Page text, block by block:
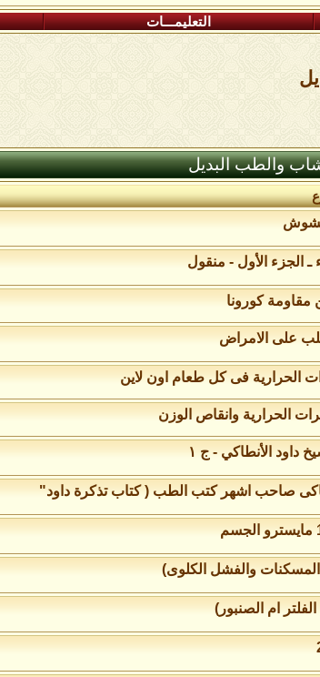
التعليمـــات
والطب البديل
ـ الجزء الأول - منقول
كورونا
على الامراض
الحرارية فى كل طعام اون لاين
الحرارية وانقاص الوزن
داود الأنطاكي - ج ١
صاحب اشهر كتب الطب ( كتاب تذكرة داود"
والفشل الكلوى)
ام الصنبور)